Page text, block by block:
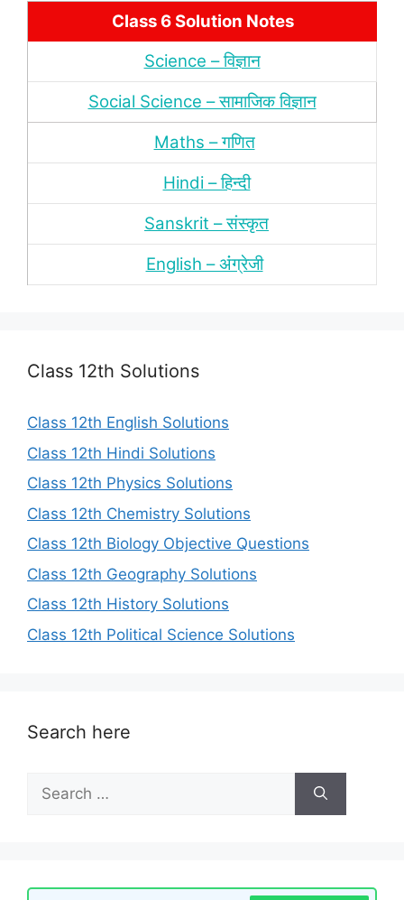
Class 6 Solution Notes
Science – विज्ञान
Social Science – सामाजिक विज्ञान
Maths – गणित
Hindi – हिन्‍दी
Sanskrit – संस्‍कृत
English – अंंग्रेजी
Class 12th Solutions
Class 12th English Solutions
Class 12th Hindi Solutions
Class 12th Physics Solutions
Class 12th Chemistry Solutions
Class 12th Biology Objective Questions
Class 12th Geography Solutions
Class 12th History Solutions
Class 12th Political Science Solutions
Search here
for: